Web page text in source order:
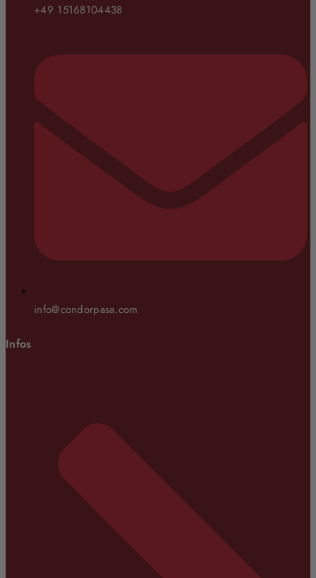
+49 15168104438
info@condorpasa.com
Infos